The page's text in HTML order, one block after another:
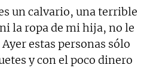
un calvario, una terrible
la ropa de mi hija, no le
estas personas sólo
y con el poco dinero